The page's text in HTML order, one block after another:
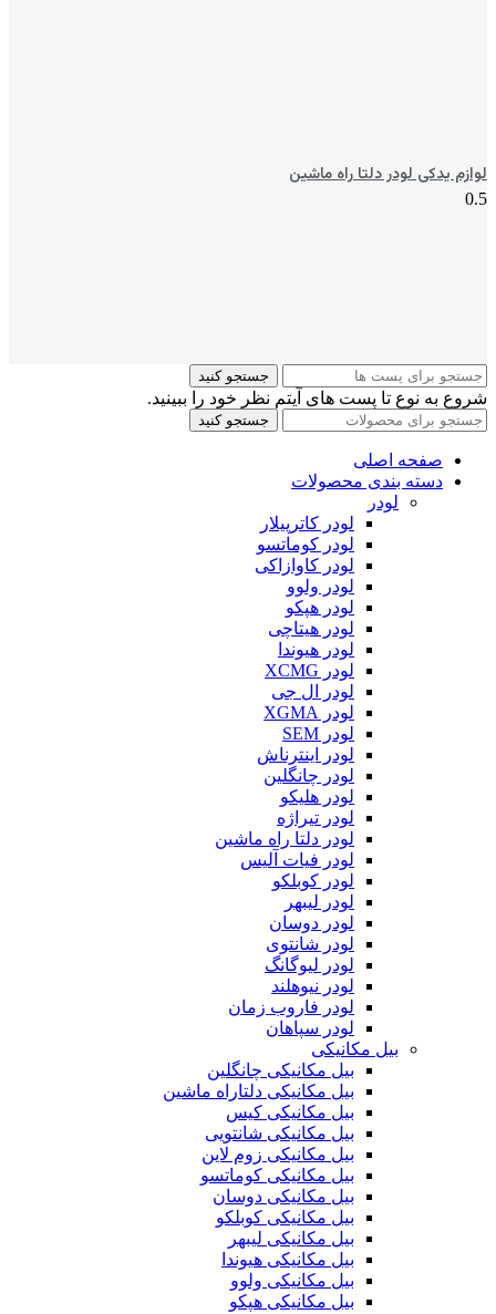
لوازم یدکی لودر دلتا راه ماشین
جستجو کنید
شروع به نوع تا پست های آیتم نظر خود را ببینید.
جستجو کنید
صفحه اصلی
دسته بندی محصولات
لودر
لودر کاترپیلار
لودر کوماتسو
لودر کاوازاکی
لودر ولوو
لودر هپکو
لودر هیتاچی
لودر هیوندا
لودر XCMG
لودر ال جی
لودر XGMA
لودر SEM
لودر اینترناش
لودر چانگلین
لودر هلیکو
لودر تیراژه
لودر دلتا راه ماشین
لودر فیات آلیس
لودر کوبلکو
لودر لیبهر
لودر دوسان
لودر شانتوی
لودر لیوگانگ
لودر نیوهلند
لودر فاروب زمان
لودر سپاهان
بیل مکانیکی
بیل مکانیکی چانگلین
بیل مکانیکی دلتاراه ماشین
بیل مکانیکی کیس
بیل مکانیکی شانتویی
بیل مکانیکی زوم لاین
بیل مکانیکی کوماتسو
بیل مکانیکی دوسان
بیل مکانیکی کوبلکو
بیل مکانیکی لیبهر
بیل مکانیکی هیوندا
بیل مکانیکی ولوو
بیل مکانیکی هپکو